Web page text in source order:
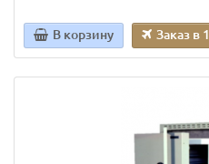
В корзину Заказ в